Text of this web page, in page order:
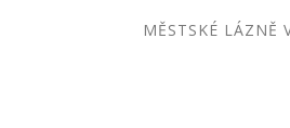
MĚSTSKÉ LÁZNĚ